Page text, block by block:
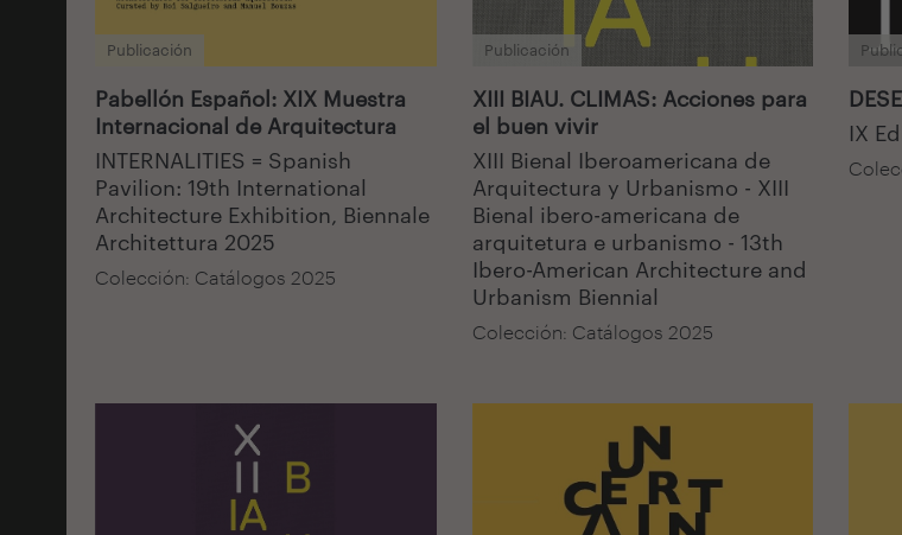
Publicación
Pabellón Español: XIX Muestra
Internacional de Arquitectura
INTERNALITIES = Spanish
Pavilion: 19th International
Architecture Exhibition, Biennale
Architettura 2025
Colección: Catálogos 2025
Publicación
XIII BIAU. CLIMAS: Acciones para
el buen vivir
XIII Bienal Iberoamericana de
Arquitectura y Urbanismo - XIII
Bienal ibero-americana de
arquitetura e urbanismo - 13th
Ibero-American Architecture and
Urbanism Biennial
Colección: Catálogos 2025
IX